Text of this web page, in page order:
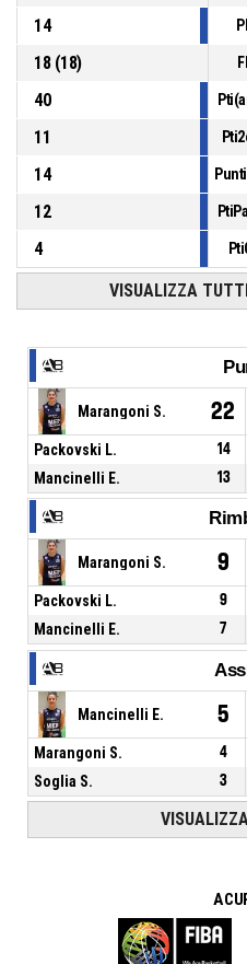
14
18(18)
40
11
14
12
4
VISUALIZZA
Marangoni S. 22
Packovski L. 14
Mancinelli E.
13
Marangoni S. 9
Packovski L. 9
Mancinelli E.
7
Mancinelli E. 5
Marangoni S. 4
Soglia S.
3
A